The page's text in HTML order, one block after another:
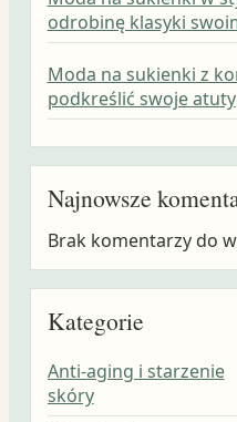
odrobinę klasyki
Moda na sukienki z
podkreślić swoje atuty
Najnowsze
Brak komentarzy do
Kategorie
Anti-aging i starzenie
skóry